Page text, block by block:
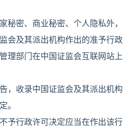
密、商业秘密、个人隐私外，
会及其派出机构作出的准予行政
理部门在中国证监会互联网站上
，收录中国证监会及其派出机构
。
予行政许可决定应当在作出该行